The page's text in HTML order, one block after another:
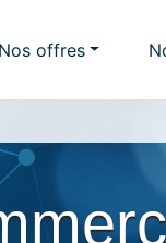
offres